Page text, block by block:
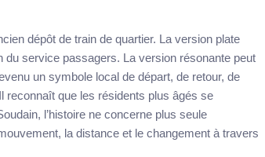
dépôt de train de quartier. La version plate
du service passagers. La version résonante peut
un symbole local de départ, de retour, de
reconnaît que les résidents plus âgés se
l’histoire ne concerne plus seule
la distance et le changement à travers